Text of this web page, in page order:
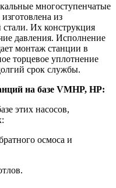
многоступенчатые
из
Их конструкция
давления. Исполнение
монтаж станции в
торцевое уплотнение
срок службы.
на базе VMHP, HP:
этих насосов,
осмоса и